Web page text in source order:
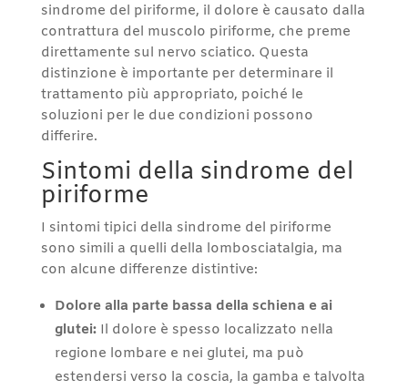
sindrome del piriforme, il dolore è causato dalla
contrattura del muscolo piriforme, che preme
direttamente sul nervo sciatico. Questa
distinzione è importante per determinare il
trattamento più appropriato, poiché le
soluzioni per le due condizioni possono
differire.
Sintomi della sindrome del
piriforme
I sintomi tipici della sindrome del piriforme
sono simili a quelli della lombosciatalgia, ma
con alcune differenze distintive:
Dolore alla parte bassa della schiena e ai
glutei:Il dolore è spesso localizzato nella
regione lombare e nei glutei, ma può
estendersi verso la coscia, la gamba e talvolta